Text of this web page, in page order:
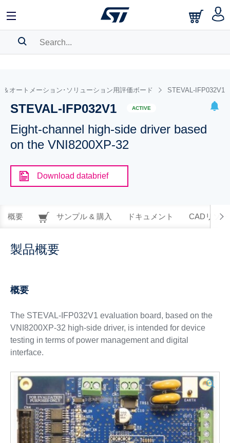
BOOKMARK
Please log in to show your saved searches.
オートメーション･ソリューション用評価ボード STEVAL-IFP032V1
STEVAL-IFP032V1 ACTIVE
Eight-channel high-side driver based
on the VNI8200XP-32
Download databrief
概要 サンプル & 購入 ドキュメント CADリソー
製品概要
概要
The STEVAL-IFP032V1 evaluation board, based on the
VNI8200XP-32 high-side driver, is intended for device
testing in terms of power management and digital
interface.